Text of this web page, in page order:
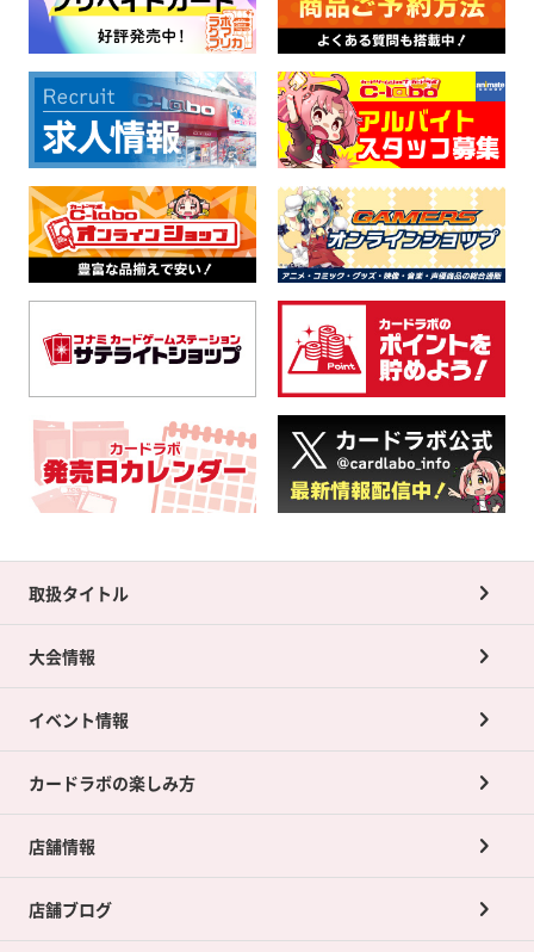
取扱タイトル
大会情報
イベント情報
カードラボの楽しみ方
店舗情報
店舗ブログ